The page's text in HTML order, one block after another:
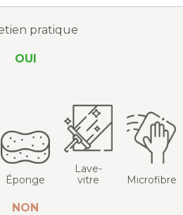
pratique
OUI
Éponge
Lave-
vitre
Microfibre
NON